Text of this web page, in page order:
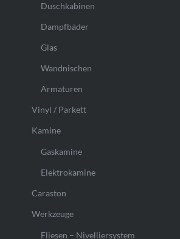
Duschkabinen
Dampfbäder
Glas
Wandnischen
Armaturen
Vinyl / Parkett
Kamine
Gaskamine
Elektrokamine
Caraston
Werkzeuge
Fliesen – Nivelliersystem